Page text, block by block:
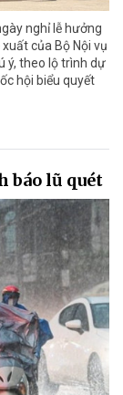
nghỉ lễ hưởng
của Bộ Nội vụ
ý, theo lộ trình dự
hội biểu quyết
báo lũ quét